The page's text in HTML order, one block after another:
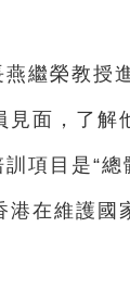
繼榮教授
面，了解
項目是“
在維護國